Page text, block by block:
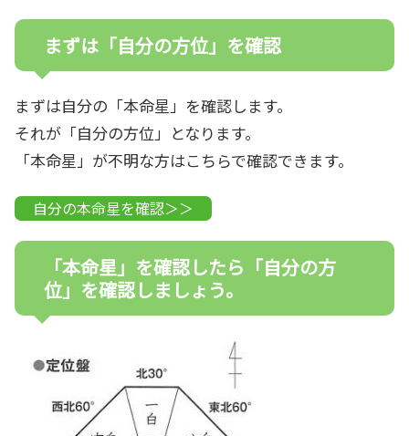
まずは「自分の方位」を確認
まずは自分の「本命星」を確認します。
それが「自分の方位」となります。
「本命星」が不明な方はこちらで確認できます。
自分の本命星を確認＞＞
「本命星」を確認したら「自分の方
位」を確認しましょう。